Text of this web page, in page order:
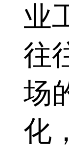
业
往
场
化